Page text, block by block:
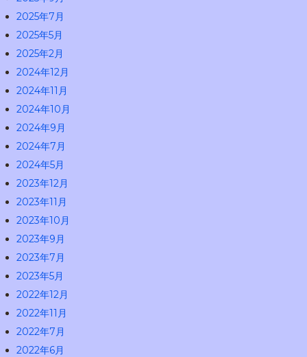
2025年7月
2025年5月
2025年2月
2024年12月
2024年11月
2024年10月
2024年9月
2024年7月
2024年5月
2023年12月
2023年11月
2023年10月
2023年9月
2023年7月
2023年5月
2022年12月
2022年11月
2022年7月
2022年6月